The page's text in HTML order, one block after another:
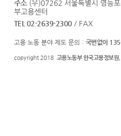
주소 (우)07262 서울특별시 영등
부고용센터
TEL 02-2639-2300 / FAX
고용·노동 분야 제도 문의 : 국번없이
copyright 2018 고용노동부 한국고용정보원.